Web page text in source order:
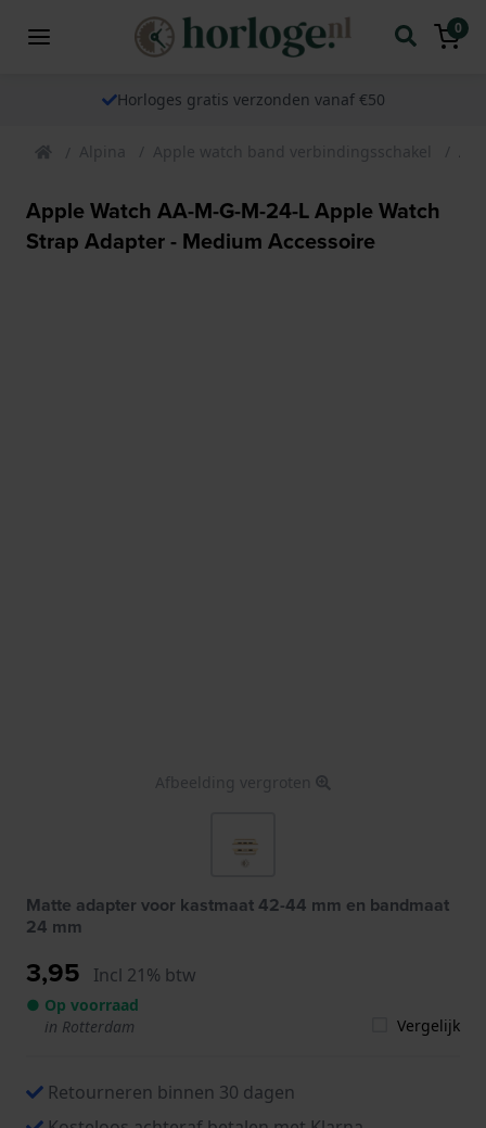
0
Horloges gratis verzonden vanaf €50
Alpina Apple watch band verbindingsschakel
Apple Watch AA-M-G-M-24-L Apple Watch
Strap Adapter - Medium Accessoire
Afbeelding vergroten
Matte adapter voor kastmaat 42-44 mm en bandmaat
24 mm
3,95 Incl 21% btw
● Op voorraad
in Rotterdam
Vergelijk
Retourneren binnen 30 dagen